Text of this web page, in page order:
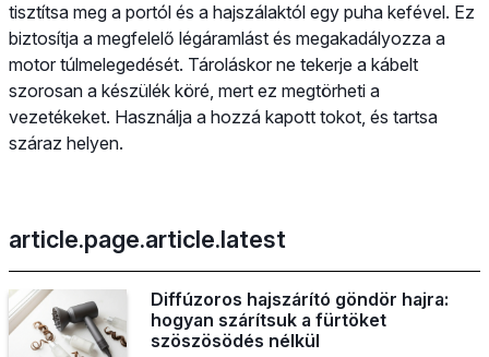
tisztítsa meg a portól és a hajszálaktól egy puha kefével. Ez
biztosítja a megfelelő légáramlást és megakadályozza a
motor túlmelegedését. Tároláskor ne tekerje a kábelt
szorosan a készülék köré, mert ez megtörheti a
vezetékeket. Használja a hozzá kapott tokot, és tartsa
száraz helyen.
article.page.article.latest
Diffúzoros hajszárító göndör hajra:
hogyan szárítsuk a fürtöket
szöszösödés nélkül